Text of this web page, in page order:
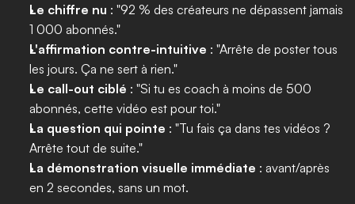
Le chiffre nu : "92 % des créateurs ne dépassent jamais
1 000 abonnés."
L'affirmation contre-intuitive : "Arrête de poster tous
les jours. Ça ne sert à rien."
Le call-out ciblé : "Si tu es coach à moins de 500
abonnés, cette vidéo est pour toi."
La question qui pointe : "Tu fais ça dans tes vidéos ?
Arrête tout de suite."
La démonstration visuelle immédiate : avant/après
en 2 secondes, sans un mot.